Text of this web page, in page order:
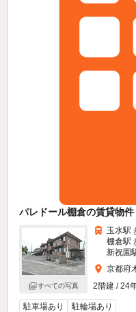
パレドール棚倉の賃貸物件
すべての写真
玉水駅
棚倉駅
新祝園
京都府
2階建 / 24
駐車場あり 駐輪場あり